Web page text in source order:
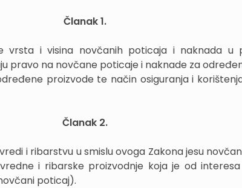
Članak 1.
vrsta i visina novčanih poticaja i naknada u
pravo na novčane poticaje i naknade za
proizvode te način osiguranja i
Članak 2.
i ribarstvu u smislu ovoga Zakona jesu
i ribarske proizvodnje koja je od interesa
poticaj).